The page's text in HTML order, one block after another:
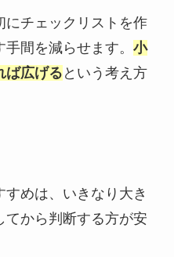
にチェックリストを作
間を減らせます。 小
ば広げる という考え方
めは、いきなり大き
てから判断する方が安